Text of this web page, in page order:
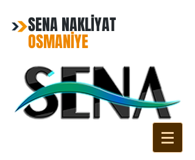
SENA NAKLİYAT
OSMANİYE